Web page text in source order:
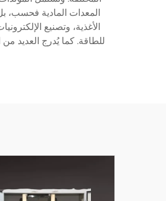
المعدات المادية فحسب،
الأغذية، وتصنيع
للطاقة. كما يُدرج العديد